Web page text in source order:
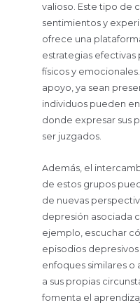
valioso. Este tipo de
sentimientos y
ofrece una
estrategias efectivas
físicos y
apoyo, ya sean
individuos pueden
donde expresar sus
ser juzgados.
Además, el
de estos grupos
de nuevas
depresión asociada
ejemplo, escuchar
episodios
enfoques similares o
a sus propias
fomenta el